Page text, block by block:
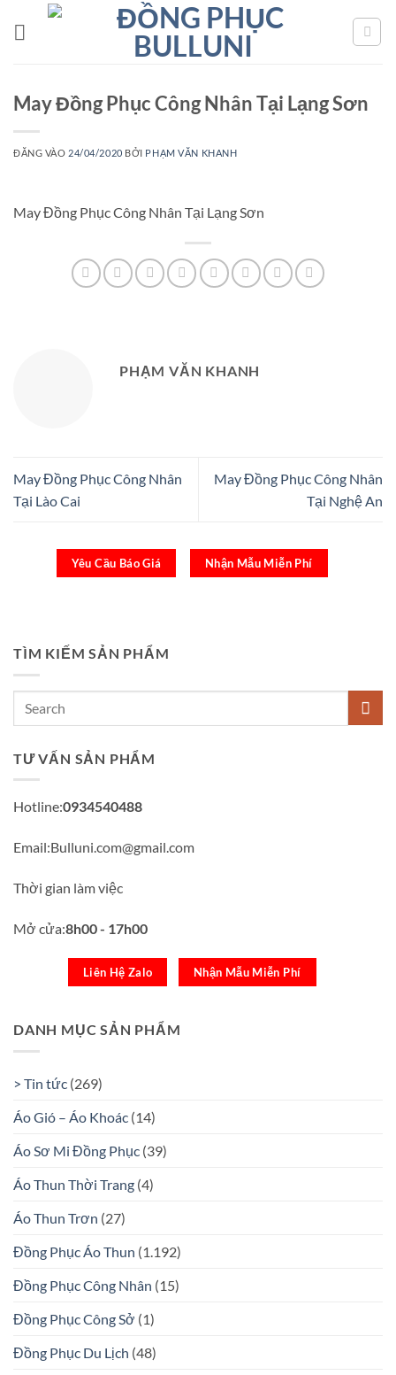
May Đồng Phục Công Nhân Tại Lạng Sơn
ĐĂNG VÀO 24/04/2020 BỞI PHẠM VĂN KHANH
May Đồng Phục Công Nhân Tại Lạng Sơn
PHẠM VĂN KHANH
May Đồng Phục Công Nhân
Tại Lào Cai
May Đồng Phục Công Nhân
Tại Nghệ An
Yêu Cầu Báo Giá Nhận Mẫu Miễn Phí
TÌM KIẾM SẢN PHẨM
TƯ VẤN SẢN PHẨM
Hotline:0934540488
Email:Bulluni.com@gmail.com
Thời gian làm việc
Mở cửa:8h00 - 17h00
Liên Hệ Zalo Nhận Mẫu Miễn Phí
DANH MỤC SẢN PHẨM
> Tin tức (269)
Áo Gió – Áo Khoác (14)
Áo Sơ Mi Đồng Phục (39)
Áo Thun Thời Trang (4)
Áo Thun Trơn (27)
Đồng Phục Áo Thun (1.192)
Đồng Phục Công Nhân (15)
Đồng Phục Công Sở (1)
Đồng Phục Du Lịch (48)